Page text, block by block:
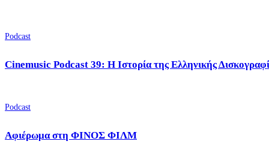
Podcast
Cinemusic Podcast 39: Η Ιστορία της Ελληνικής
Podcast
Αφιέρωμα στη ΦΙΝΟΣ ΦΙΛΜ